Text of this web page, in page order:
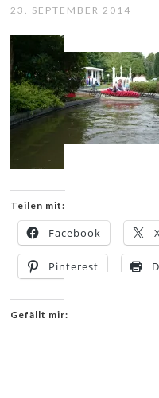
23. SEPTEMBER 2014
Teilen mit:
Facebook
Pinterest
Gefällt mir: